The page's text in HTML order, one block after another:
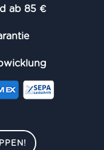
ab 85 €